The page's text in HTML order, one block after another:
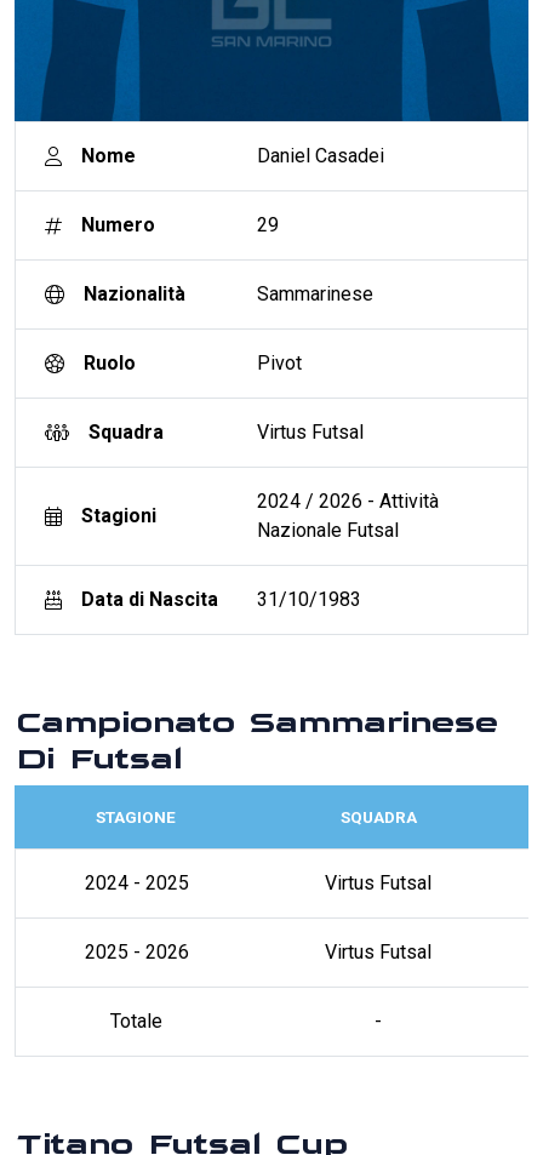
Nome Daniel Casadei
Numero 29
Nazionalità Sammarinese
Ruolo Pivot
Squadra Virtus Futsal
Stagioni
2024 / 2026 - Attività
Nazionale Futsal
Data di Nascita 31/10/1983
Campionato Sammarinese
Di Futsal
STAGIONE SQUADRA
2024 - 2025 Virtus Futsal
2025 - 2026 Virtus Futsal
Totale -
Titano Futsal Cup